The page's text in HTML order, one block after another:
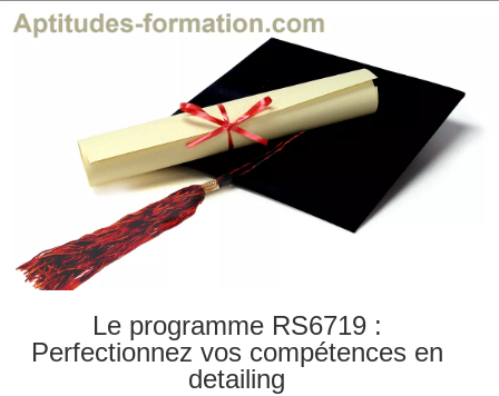
Le programme RS6719 :
Perfectionnez vos compétences en
detailing